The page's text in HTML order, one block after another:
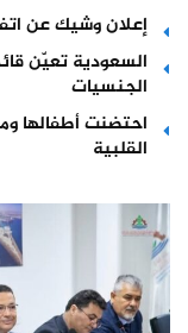
إعلان وشيك عن اتفاق لـ60 يوماً بين إيران
السعودية تعيّن
الجنسيات
احتضنت أطفالها
القلبية